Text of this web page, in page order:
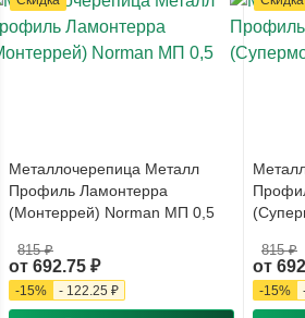
Металлочерепица Металл
Профиль Ламонтерра
(Монтеррей) Norman МП 0,5
от 692.75 ₽
815 ₽
-15% - 122.25 ₽
от
815 ₽
-15%